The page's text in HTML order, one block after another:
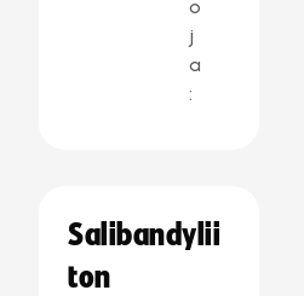
o
j
a
:
Salibandylii
ton